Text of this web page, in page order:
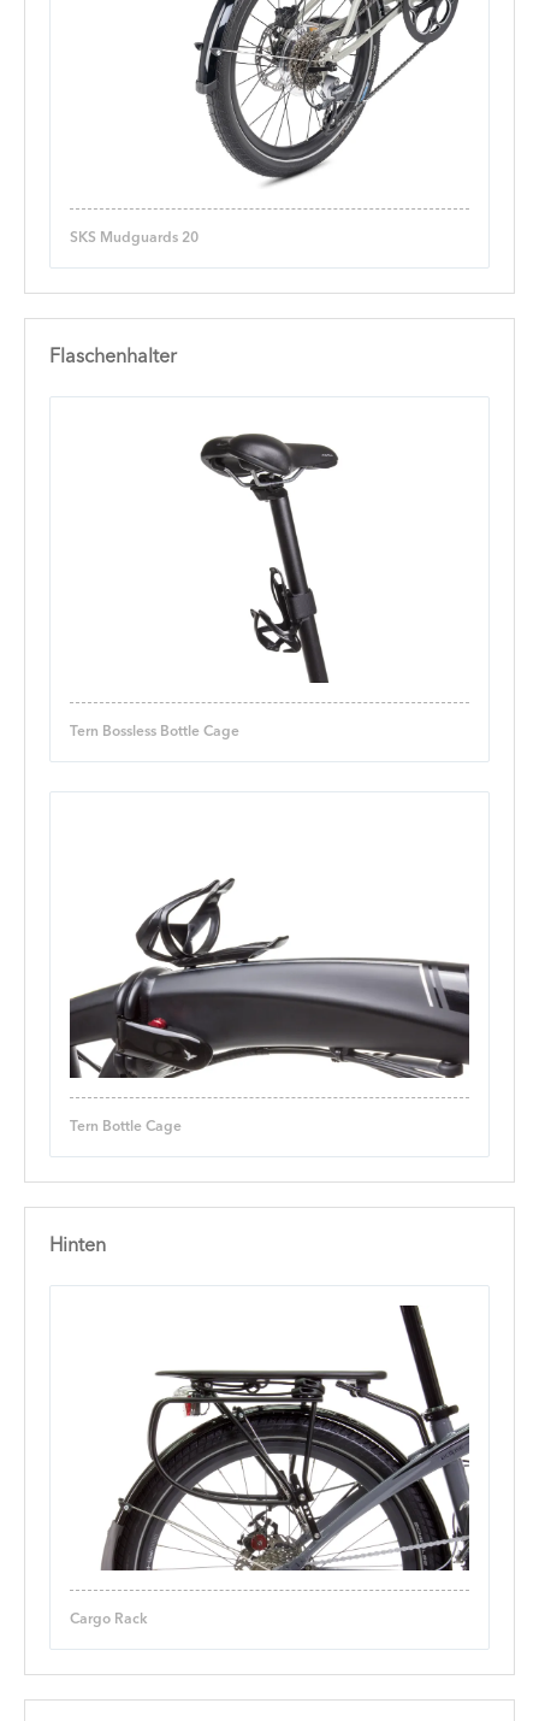
SKS Mudguards 20
Flaschenhalter
Tern Bossless Bottle Cage
Tern Bottle Cage
Hinten
Cargo Rack